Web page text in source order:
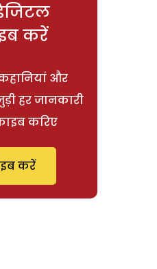
करें
और
हर जानकारी
करिए
करें